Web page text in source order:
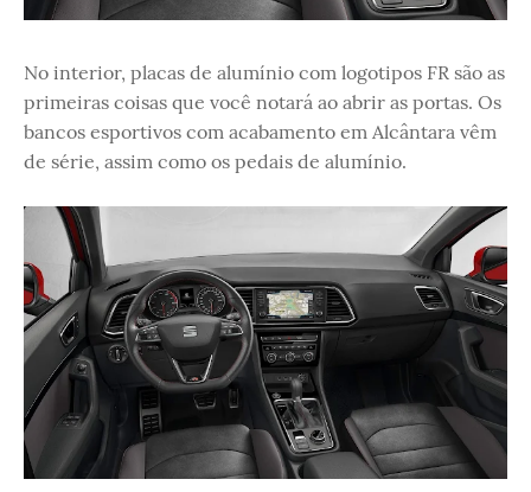
No interior, placas de alumínio com logotipos FR são as
primeiras coisas que você notará ao abrir as portas. Os
bancos esportivos com acabamento em Alcântara vêm
de série, assim como os pedais de alumínio.